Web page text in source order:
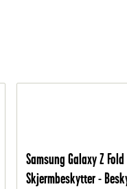
Samsung Galaxy Z Fold
Skjermbeskytter -